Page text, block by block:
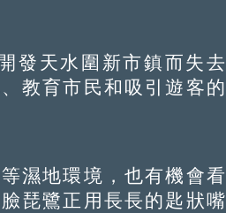
天水圍新市鎮而失去
教育市民和吸引遊客的
濕地環境，也有機會看
琵鷺正用長長的匙狀嘴